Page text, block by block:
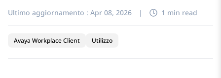
Ultimo aggiornamento : Apr 08, 2026 | 1 min read
Avaya Workplace Client Utilizzo